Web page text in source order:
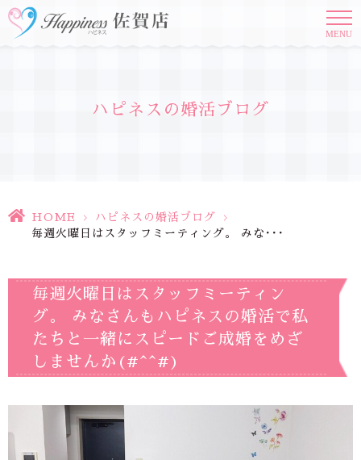
MENU
ハピネスの婚活ブログ
HOME > ハピネスの婚活ブログ
>
毎週火曜日はスタッフミーティング。 みな･･･
毎週火曜日はスタッフミーティン
グ。 みなさんもハピネスの婚活で私
たちと一緒にスピードご成婚をめざ
しませんか(#^^#)